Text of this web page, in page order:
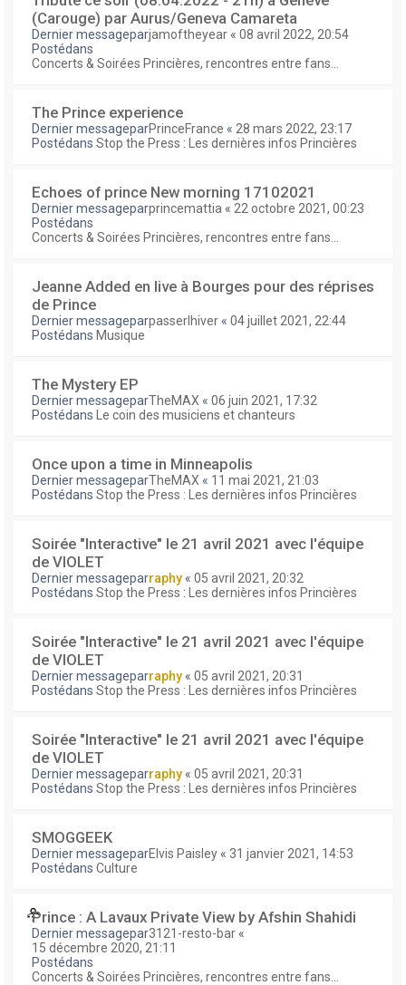
(Carouge) par Aurus/Geneva Camareta
Dernier messageparjamoftheyear « 08 avril 2022, 20:54
Postédans
Concerts & Soirées Princières, rencontres entre fans...
The Prince experience
Dernier messageparPrinceFrance « 28 mars 2022, 23:17
Postédans Stop the Press : Les dernières infos Princières
Echoes of prince New morning 17102021
Dernier messageparprincemattia « 22 octobre 2021, 00:23
Postédans
Concerts & Soirées Princières, rencontres entre fans...
Jeanne Added en live à Bourges pour des réprises
de Prince
Dernier messageparpasserlhiver « 04 juillet 2021, 22:44
Postédans Musique
The Mystery EP
Dernier messageparTheMAX « 06 juin 2021, 17:32
Postédans
Le coin des musiciens et chanteurs
Once upon a time in Minneapolis
Dernier messageparTheMAX « 11 mai 2021, 21:03
Postédans Stop the Press : Les dernières infos Princières
Soirée "Interactive" le 21 avril 2021 avec l'équipe
de VIOLET
Dernier messageparraphy « 05 avril 2021, 20:32
Postédans Stop the Press : Les dernières infos Princières
Soirée "Interactive" le 21 avril 2021 avec l'équipe
de VIOLET
Dernier messageparraphy « 05 avril 2021, 20:31
Postédans Stop the Press : Les dernières infos Princières
Soirée "Interactive" le 21 avril 2021 avec l'équipe
de VIOLET
Dernier messageparraphy « 05 avril 2021, 20:31
Postédans Stop the Press : Les dernières infos Princières
SMOGGEEK
Dernier messageparElvis Paisley « 31 janvier 2021, 14:53
Postédans Culture
Prince : A Lavaux Private View by Afshin Shahidi
Dernier messagepar3121-resto-bar «
15 décembre 2020, 21:11
Postédans
Concerts & Soirées Princières, rencontres entre fans...